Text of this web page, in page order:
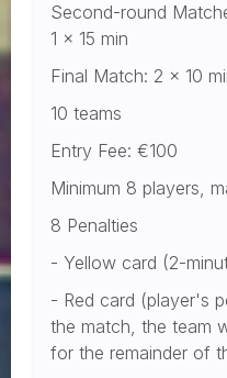
Second-round
1 x 15 min
Final Match: 2 x 10
10 teams
Entry Fee: €100
Minimum 8 players,
8 Penalties
- Yellow card (2-
- Red card (player's
the match, the team
for the remainder of